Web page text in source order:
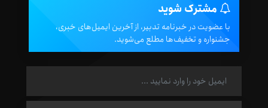
مشترک شوید
با عضویت در خبرنامه تدبیر، از آخرین ایمیل‌های خبری،
جشنواره و تخفیف‌ها مطلع می‌شوید.